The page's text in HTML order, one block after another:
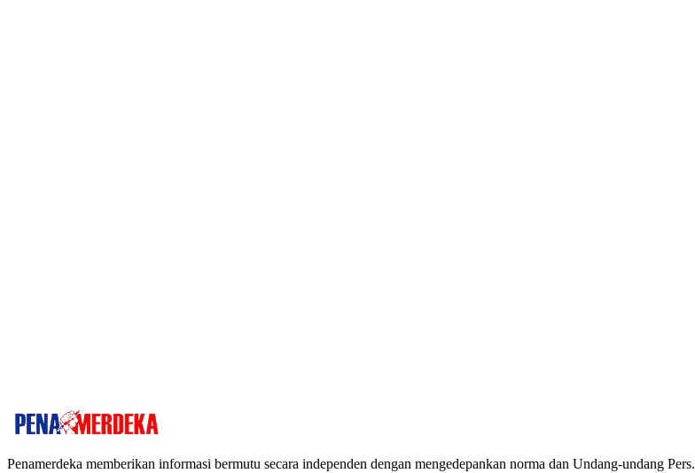
Penamerdeka memberikan informasi bermutu secara independen dengan mengedepankan norma dan Undang-undang Pers.